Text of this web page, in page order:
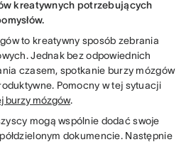
kreatywnych potrzebujących
to kreatywny sposób zebrania
Jednak bez odpowiednich
czasem, spotkanie burzy mózgów
Pomocny w tej sytuacji
burzy mózgów.
mogą wspólnie dodać swoje
dokumencie. Następnie